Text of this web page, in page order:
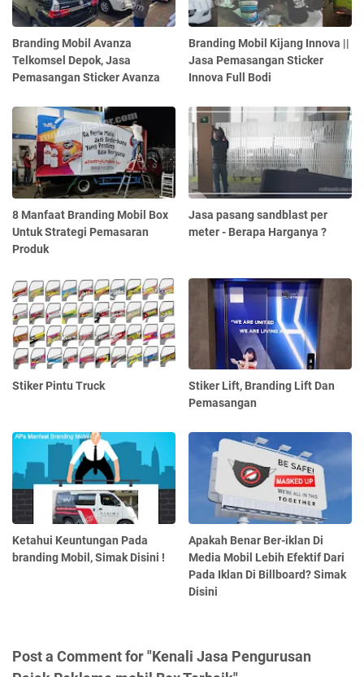
Branding Mobil Avanza
Telkomsel Depok, Jasa
Pemasangan Sticker Avanza
Branding Mobil Kijang Innova ||
Jasa Pemasangan Sticker
Innova Full Bodi
8 Manfaat Branding Mobil Box
Untuk Strategi Pemasaran
Produk
Jasa pasang sandblast per
meter - Berapa Harganya ?
Stiker Pintu Truck
Stiker Lift, Branding Lift Dan
Pemasangan
Ketahui Keuntungan Pada
branding Mobil, Simak Disini !
Apakah Benar Ber-iklan Di
Media Mobil Lebih Efektif Dari
Pada Iklan Di Billboard? Simak
Disini
Post a Comment for "Kenali Jasa Pengurusan